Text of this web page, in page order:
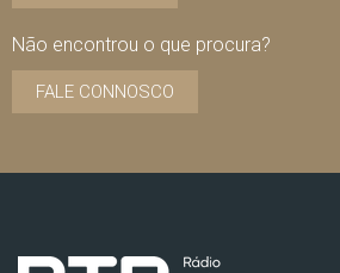
Não encontrou o que procura?
FALE CONNOSCO